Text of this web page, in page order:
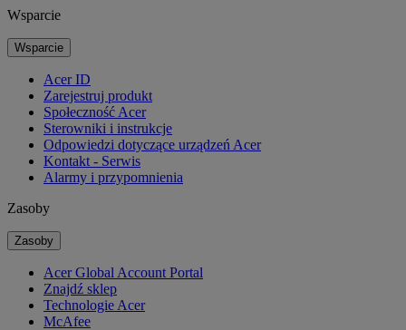
Wsparcie
Wsparcie
Acer ID
Zarejestruj produkt
Społeczność Acer
Sterowniki i instrukcje
Odpowiedzi dotyczące urządzeń Acer
Kontakt - Serwis
Alarmy i przypomnienia
Zasoby
Zasoby
Acer Global Account Portal
Znajdź sklep
Technologie Acer
McAfee